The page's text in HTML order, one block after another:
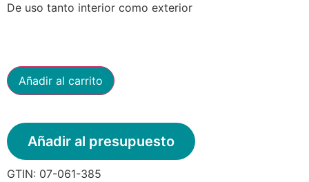
De uso tanto interior como exterior
Añadir al carrito
Añadir al presupuesto
GTIN: 07-061-385